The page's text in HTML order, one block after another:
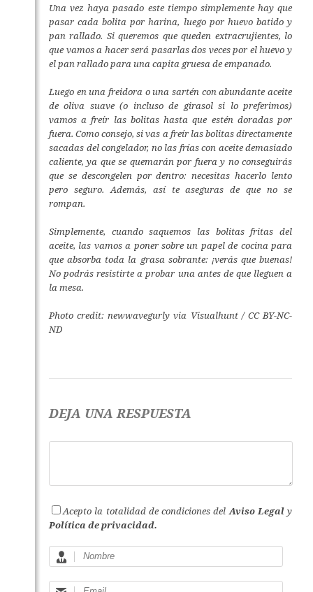
Una vez haya pasado este tiempo simplemente hay que
pasar cada bolita por harina, luego por huevo batido y
pan rallado. Si queremos que queden extracrujientes, lo
que vamos a hacer será pasarlas dos veces por el huevo y
el pan rallado para una capita gruesa de empanado.
Luego en una freidora o una sartén con abundante aceite
de oliva suave (o incluso de girasol si lo preferimos)
vamos a freír las bolitas hasta que estén doradas por
fuera. Como consejo, si vas a freír las bolitas directamente
sacadas del congelador, no las frías con aceite demasiado
caliente, ya que se quemarán por fuera y no conseguirás
que se descongelen por dentro: necesitas hacerlo lento
pero seguro. Además, así te aseguras de que no se
rompan.
Simplemente, cuando saquemos las bolitas fritas del
aceite, las vamos a poner sobre un papel de cocina para
que absorba toda la grasa sobrante: ¡verás que buenas!
No podrás resistirte a probar una antes de que lleguen a
la mesa.
Photo credit:newwavegurly via Visualhunt/ CC BY-NC-
ND
DEJA UNA RESPUESTA
Acepto la totalidad de condiciones delAviso Legaly
Política de privacidad.